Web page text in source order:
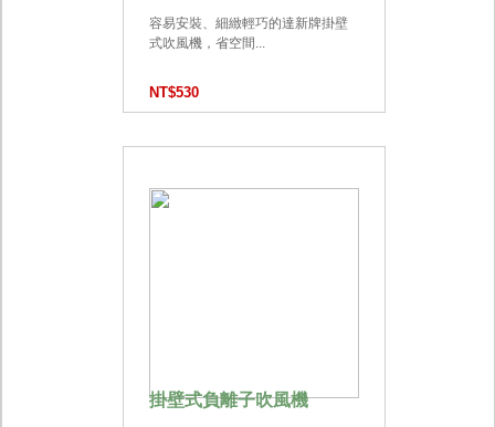
容易安裝、細緻輕巧的達新牌掛壁
式吹風機，省空間...
NT$530
掛壁式負離子吹風機